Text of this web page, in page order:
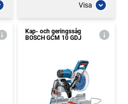
Visa
Kap- och geringssåg
BOSCH GCM 10 GDJ